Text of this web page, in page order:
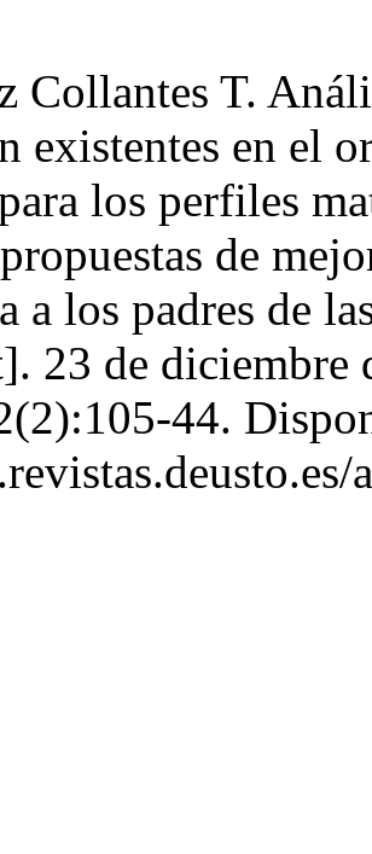
Collantes T.
existentes en el
los perfiles
de
a los padres de
23 de diciembre
44.